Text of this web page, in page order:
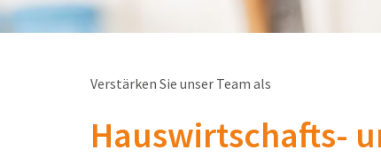
Hauswirtschafts-
Verstärken Sie unser Team als